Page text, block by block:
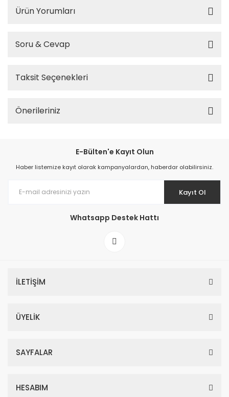
Ürün Yorumları
Soru & Cevap
Taksit Seçenekleri
Önerileriniz
E-Bülten'e Kayıt Olun
Haber listemize kayıt olarak kampanyalardan, haberdar olabilirsiniz.
Kayıt Ol
Whatsapp Destek Hattı
İLETİŞİM
ÜYELİK
SAYFALAR
HESABIM